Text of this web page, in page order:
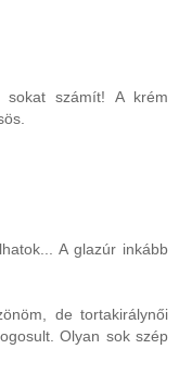
sokat számít! A krém
A glazúr inkább
de tortakirálynői
Olyan sok szép